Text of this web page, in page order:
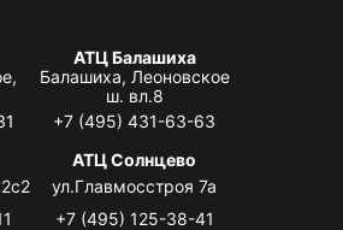
АТЦ Балашиха
Балашиха, Леоновское
ш. вл.8
+7 (495) 431-63-63
АТЦ Солнцево
ул.Главмосстроя 7а
+7 (495) 125-38-41